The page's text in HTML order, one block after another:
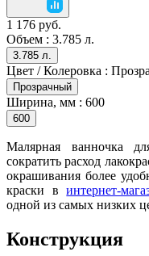
1 176 руб.
Объем : 3.785 л.
3.785 л.
Цвет / Колеровка :
Прозрачный
Ширина, мм : 600
600
Малярная ванночка
сократить расход
окрашивания более
краски винтернет-
одной из самых низких
Конструкция